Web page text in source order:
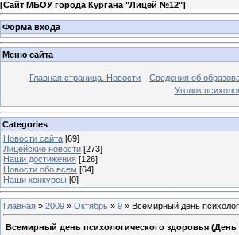
[Сайт МБОУ города Кургана "Лицей №12"]
Форма входа
Меню сайта
Главная страница. Новости Сведения об
Уголок
Categories
Новости сайта [69]
Лицейские новости [273]
Наши достижения [126]
Новости обо всем [64]
Наши конкурсы [0]
Главная » 2009 » Октябрь » 9 » Всемирный день
Всемирный день психологического здоровья (День